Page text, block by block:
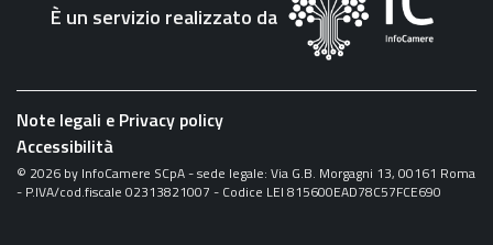
È un servizio realizzato da
Note legali e Privacy policy
Accessibilità
© 2026 by InfoCamere SCpA - sede legale: Via G.B. Morgagni 13, 00161 Roma
- P.IVA/cod.fiscale 02313821007 - Codice LEI 815600EAD78C57FCE690